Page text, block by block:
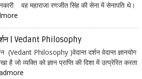
वह महाराजा रणजीत सिंह की सेना में सेनापति थे।
| Vedant Philosophy
(Vedant Philosophy )वेदान्त दर्शन वेदान्त ज्ञानयोग
है जो व्यक्ति को ज्ञान प्राप्ति की दिशा में उत्प्रेरित करता